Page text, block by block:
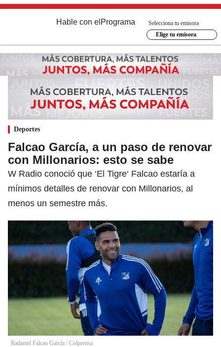
Hable con el Programa
Selecciona tu emisora
Elige tu emisora
Deportes
Falcao García, a un paso de renovar
con Millonarios: esto se sabe
W Radio conoció que ‘El Tigre‘ Falcao estaría a
mínimos detalles de renovar con Millonarios, al
menos un semestre más.
Radamel Falcao García / Colprensa